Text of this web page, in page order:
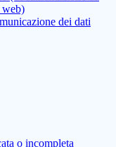
web)
dei dati
o incompleta